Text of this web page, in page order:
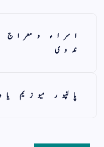
اسراء ومعراج
ندوی
پالنپور میوزیم